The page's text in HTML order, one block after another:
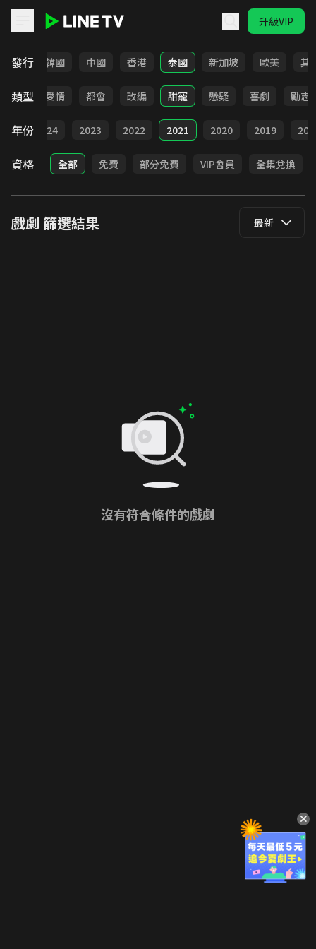
升級VIP
發行
日本 韓國 中國 香港 泰國 新加坡 歐美 其
類型
古裝 愛情 都會 改編 甜寵 懸疑 喜劇 勵志
年份 2024 2023 2022 2021 2020 2019
資格 全部 免費 部分免費 VIP會員 全集兌換
戲劇 篩選結果 最新
沒有符合條件的戲劇